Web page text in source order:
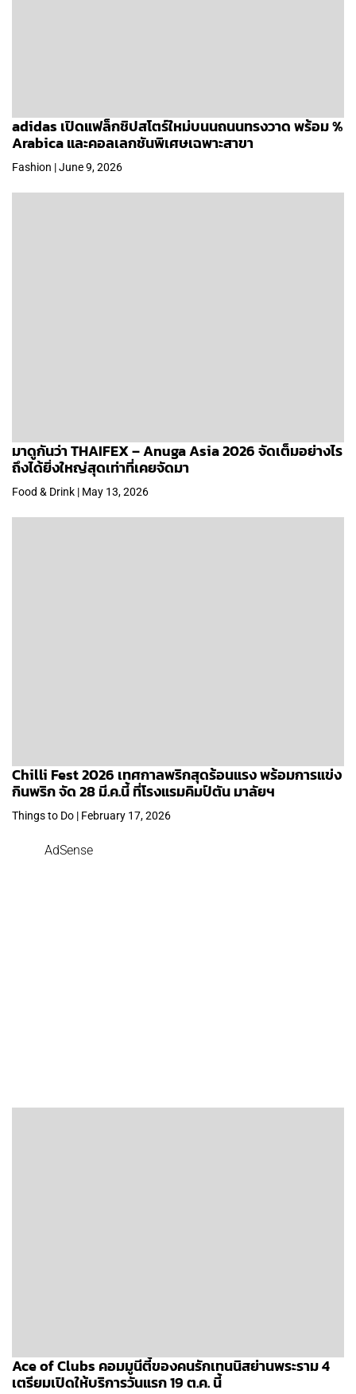
adidas เปิดแฟล็กชิปสโตร์ใหม่บนนถนนทรงวาด พร้อม %
Arabica และคอลเลกชันพิเศษเฉพาะสาขา
Fashion | June 9, 2026
มาดูกันว่า THAIFEX – Anuga Asia 2026 จัดเต็มอย่างไร
ถึงได้ยิ่งใหญ่สุดเท่าที่เคยจัดมา
Food & Drink | May 13, 2026
Chilli Fest 2026 เทศกาลพริกสุดร้อนแรง พร้อมการแข่ง
กินพริก จัด 28 มี.ค.นี้ ที่โรงแรมคิมป์ตัน มาลัยฯ
Things to Do | February 17, 2026
AdSense
Ace of Clubs คอมมูนีตี้ของคนรักเทนนิสย่านพระราม 4
เตรียมเปิดให้บริการวันแรก 19 ต.ค. นี้